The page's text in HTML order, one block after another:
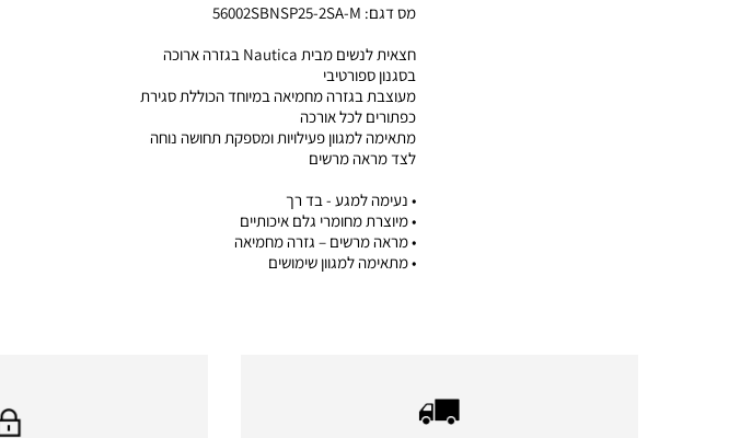
מס דגם: 56002SBNSP25-2SA-M
חצאית לנשים מבית Nautica בגזרה ארוכה
בסגנון ספורטיבי
מעוצבת בגזרה מחמיאה במיוחד הכוללת סגירת
כפתורים לכל אורכה
מתאימה למגוון פעילויות ומספקת תחושה נוחה
לצד מראה מרשים
• נעימה למגע - בד רך
• מיוצרת מחומרי גלם איכותיים
• מראה מרשים – גזרה מחמיאה
• מתאימה למגוון שימושים